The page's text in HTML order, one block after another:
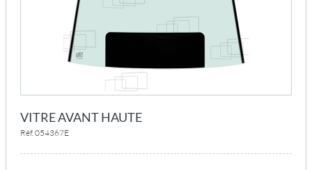
VITRE AVANT HAUTE
Réf. 054367E